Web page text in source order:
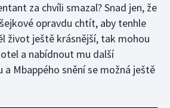
za chvíli smazal? Snad jen, že
opravdu chtít, aby tenhle
život ještě krásnější, tak mohou
a nabídnout mu další
a Mbappého snění se možná ještě